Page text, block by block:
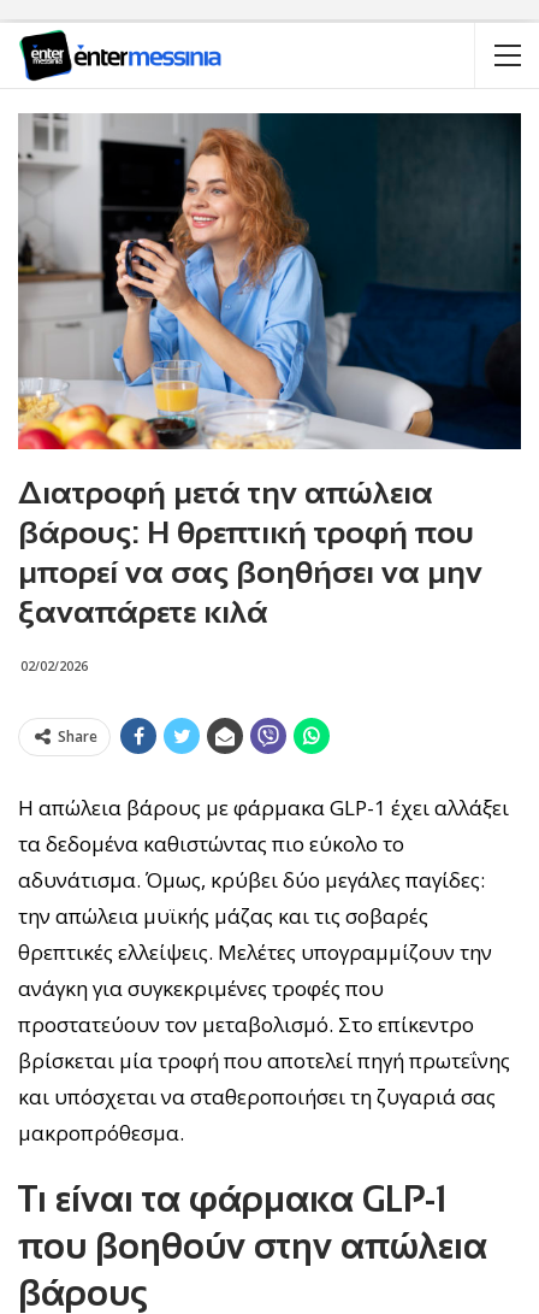
Διατροφή μετά την απώλεια
βάρους: Η θρεπτική τροφή που
μπορεί να σας βοηθήσει να μην
ξαναπάρετε κιλά
02/02/2026
Share
Η απώλεια βάρους με φάρμακα GLP-1 έχει αλλάξει
τα δεδομένα καθιστώντας πιο εύκολο το
αδυνάτισμα. Όμως, κρύβει δύο μεγάλες παγίδες:
την απώλεια μυϊκής μάζας και τις σοβαρές
θρεπτικές ελλείψεις. Μελέτες υπογραμμίζουν την
ανάγκη για συγκεκριμένες τροφές που
προστατεύουν τον μεταβολισμό. Στο επίκεντρο
βρίσκεται μία τροφή που αποτελεί πηγή πρωτεΐνης
και υπόσχεται να σταθεροποιήσει τη ζυγαριά σας
μακροπρόθεσμα.
Τι είναι τα φάρμακα GLP-1
που βοηθούν στην απώλεια
βάρους